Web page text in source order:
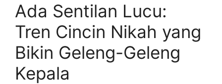
Ada Sentilan Lucu:
Tren Cincin Nikah yang
Bikin Geleng-Geleng
Kepala